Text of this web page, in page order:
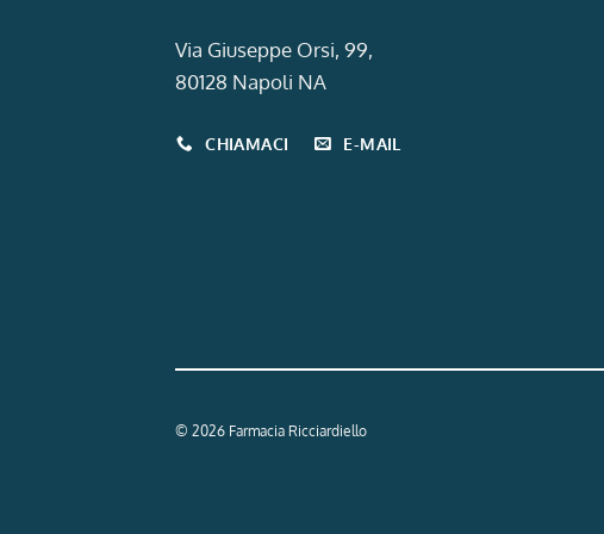
Via Giuseppe Orsi, 99,
80128 Napoli NA
CHIAMACI E-MAIL
© 2026 Farmacia Ricciardiello